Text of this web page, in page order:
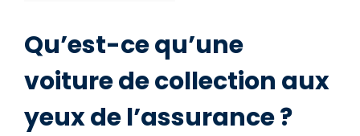
Qu’est-ce qu’une
voiture de collection aux
yeux de l’assurance ?